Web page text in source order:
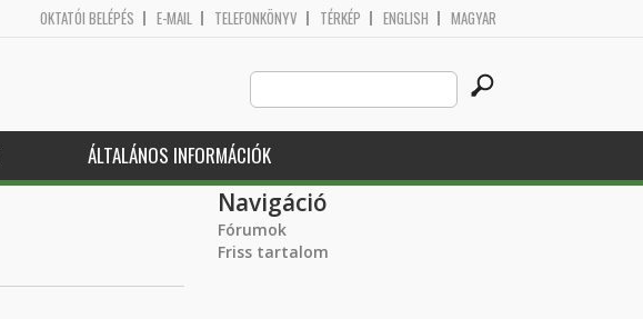
OKTATÓI BELÉPÉS E-MAIL TELEFONKÖNYV TÉRKÉP ENGLISH MAGYAR
Search
this
site
ÁLTALÁNOS INFORMÁCIÓK
Navigáció
Fórumok
Friss tartalom